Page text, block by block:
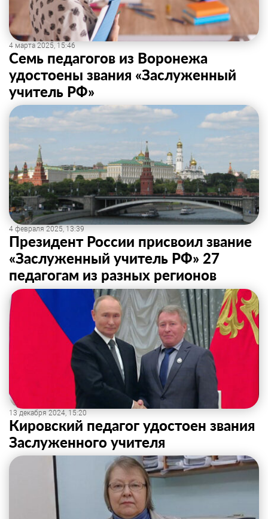
4 марта 2025, 15:46
Семь педагогов из Воронежа
удостоены звания «Заслуженный
учитель РФ»
4 февраля 2025, 13:39
Президент России присвоил звание
«Заслуженный учитель РФ» 27
педагогам из разных регионов
13 декабря 2024, 15:20
Кировский педагог удостоен звания
Заслуженного учителя